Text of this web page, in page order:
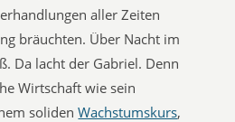
aller Zeiten
bräuchten. Über Nacht im
Da lacht der Gabriel. Denn
Wirtschaft wie sein
solidenWachstumskurs,